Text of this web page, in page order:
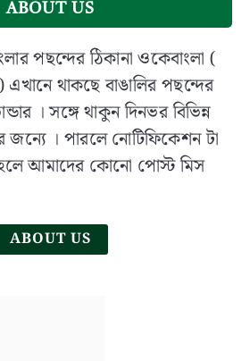
ABOUT US
পছন্দের ঠিকানা ওকেবাংলা (
থাকছে বাঙালির পছন্দের
। সঙ্গে থাকুন দিনভর বিভিন্ন
জন্যে । পারলে নোটিফিকেশন টা
আমাদের কোনো পোস্ট মিস
ABOUT US